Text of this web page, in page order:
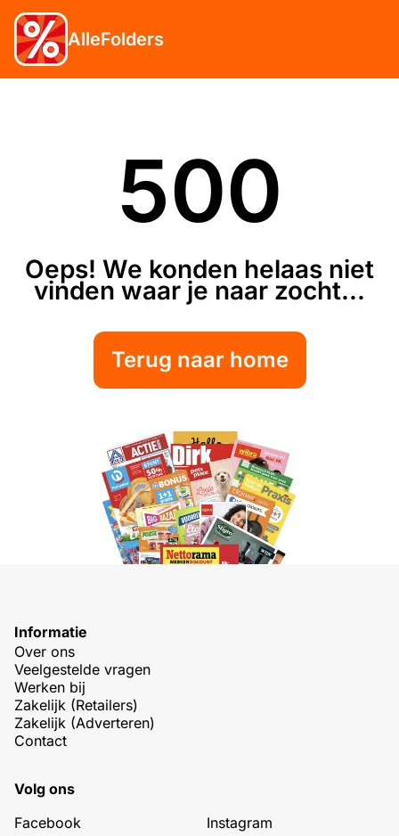
AlleFolders
500
Oeps! We konden helaas niet
vinden waar je naar zocht...
Terug naar home
Informatie
Over ons
Veelgestelde vragen
Werken bij
Zakelijk (Retailers)
Zakelijk (Adverteren)
Contact
Volg ons
Facebook
Instagram